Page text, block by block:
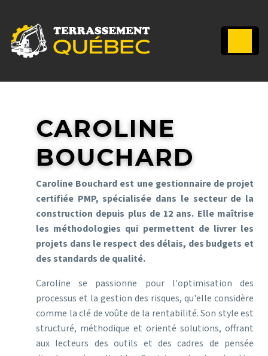
CAROLINE
BOUCHARD
Caroline Bouchard est une gestionnaire de projet
certifiée PMP, spécialisée dans le secteur de la
construction depuis plus de 12 ans. Elle maîtrise
les méthodologies qui permettent de livrer les
projets dans le respect des délais, des budgets et
des standards de qualité.
Caroline se passionne pour l'optimisation des
processus et la gestion des risques, qu'elle considère
comme la clé de voûte de la rentabilité. Son style est
structuré, méthodique et orienté solutions, offrant
aux lecteurs des outils et des cadres de pensée